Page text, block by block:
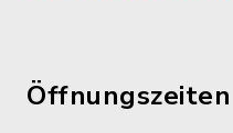
Öffnungszeiten